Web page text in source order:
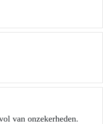
van onzekerheden.